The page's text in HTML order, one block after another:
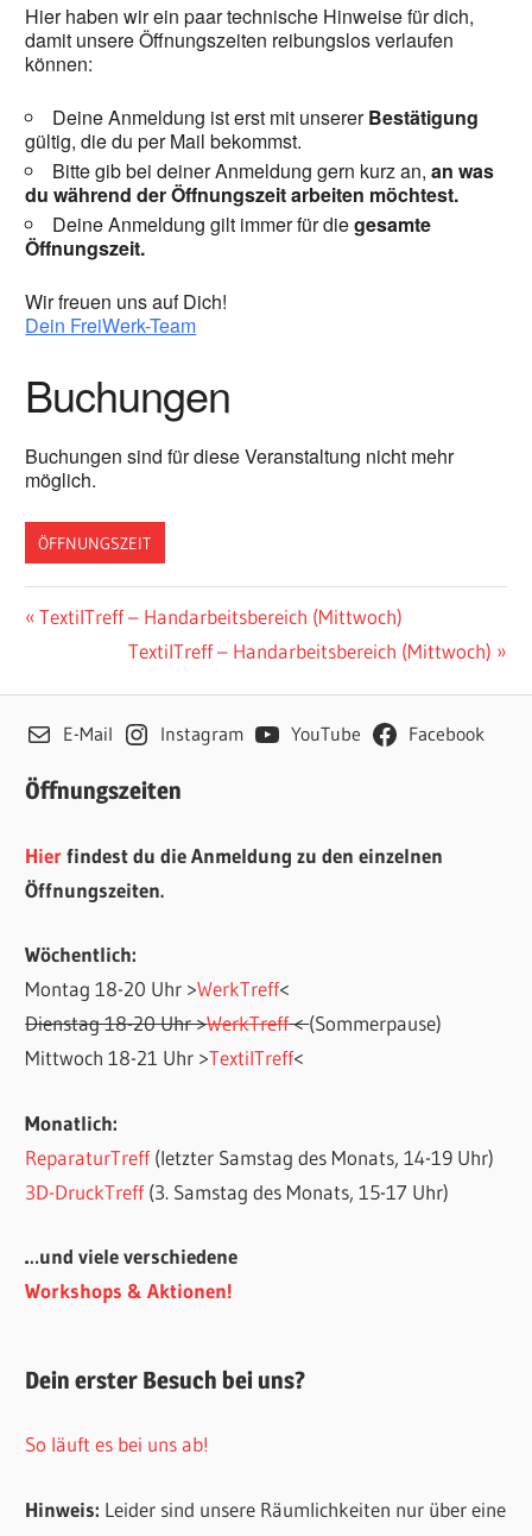
Hier haben wir ein paar technische Hinweise für dich,
damit unsere Öffnungszeiten reibungslos verlaufen
können:
Deine Anmeldung ist erst mit unsererBestätigung
gültig, die du per Mail bekommst.
Bitte gib bei deiner Anmeldung gern kurz an,an was
du während der Öffnungszeit arbeiten möchtest.
Deine Anmeldung gilt immer für diegesamte
Öffnungszeit.
Wir freuen uns auf Dich!
Dein FreiWerk-Team
Buchungen
Buchungen sind für diese Veranstaltung nicht mehr
möglich.
ÖFFNUNGSZEIT
Beitragsnavigation
Vorheriger
TextilTreff – Handarbeitsbereich (Mittwoch)
Nächster
TextilTreff – Handarbeitsbereich (Mittwoch)
E-Mail Instagram YouTube Facebook
Öffnungszeiten
Hierfindest du die Anmeldung zu den einzelnen
Öffnungszeiten.
Wöchentlich:
Montag 18-20 Uhr >WerkTreff<
Dienstag 18-20 Uhr >WerkTreff<(Sommerpause)
Mittwoch 18-21 Uhr >TextilTreff<
Monatlich:
ReparaturTreff(letzter Samstag des Monats, 14-19 Uhr)
3D-DruckTreff(3. Samstag des Monats, 15-17 Uhr)
…und viele verschiedene
Workshops & Aktionen!
Dein erster Besuch bei uns?
So läuft es bei uns ab!
Hinweis: Leider sind unsere Räumlichkeiten nur über eine